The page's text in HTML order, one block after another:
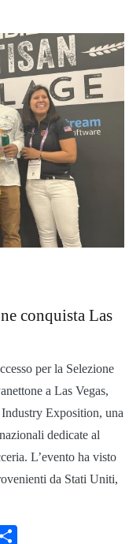
conquista Las
per la Selezione
a Las Vegas,
Exposition, una
dedicate al
L’evento ha visto
da Stati Uniti,